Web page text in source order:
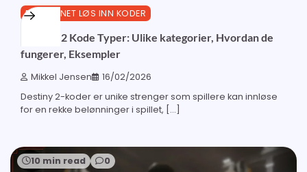
BUNGIE.NET LØS INN KODER
Destiny 2 Kode Typer: Ulike kategorier, Hvordan de
fungerer, Eksempler
Mikkel Jensen 16/02/2026
Destiny 2-koder er unike strenger som spillere kan innløse
for en rekke belønninger i spillet, […]
10 min read 0